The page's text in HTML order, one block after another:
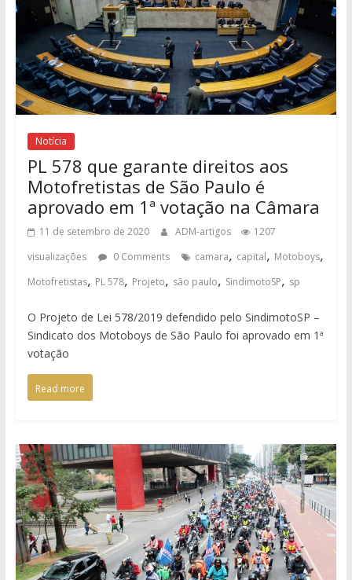
Notícia
PL 578 que garante direitos aos
Motofretistas de São Paulo é
aprovado em 1ª votação na Câmara
11 de setembro de 2020 ADM-artigos
1207
visualizações
0 Comments camara, capital, Motoboys,
Motofretistas, PL 578, Projeto, são paulo, SindimotoSP, sp
O Projeto de Lei 578/2019 defendido pelo SindimotoSP –
Sindicato dos Motoboys de São Paulo foi aprovado em 1ª
votação
Read more